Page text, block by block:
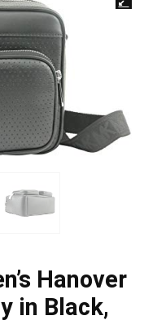
Hanover
in Black,